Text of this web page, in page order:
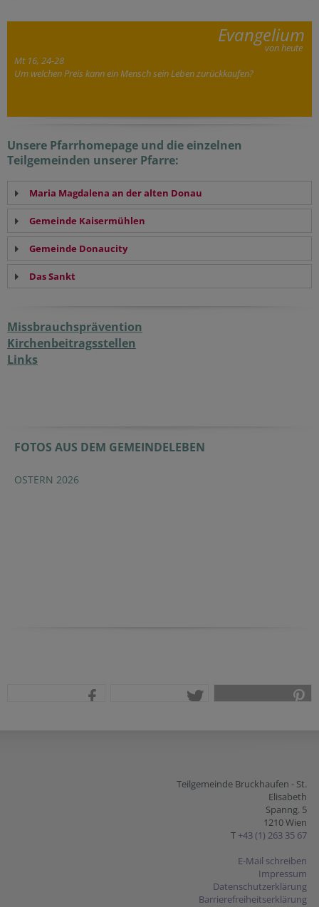
Evangelium
von heute
Mt 16, 24-28
Um welchen Preis kann ein Mensch sein Leben zurückkaufen?
Unsere Pfarrhomepage und die einzelnen
Teilgemeinden unserer Pfarre:
Maria Magdalena an der alten Donau
Gemeinde Kaisermühlen
Gemeinde Donaucity
Das Sankt
Missbrauchsprävention
Kirchenbeitragsstellen
Links
FOTOS AUS DEM GEMEINDELEBEN
OSTERN 2026
Teilgemeinde Bruckhaufen - St.
Elisabeth
Spanng. 5
1210 Wien
T +43 (1) 263 35 67
E-Mail schreiben
Impressum
Datenschutzerklärung
Barrierefreiheitserklärung